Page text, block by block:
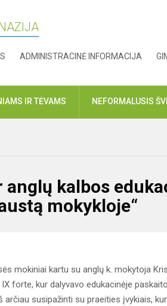
ADMINISTRACINĖ INFORMACIJA
IR TĖVAMS NEFORMALUSIS
kalbos
mokykloje“
mokiniai kartu su anglų k. mokytoja
forte, kur dalyvavo edukacinėje
arčiau susipažinti su praeities įvykiais,